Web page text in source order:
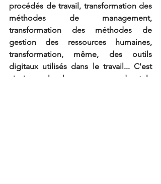
procédés de travail, transformation des
méthodes de management,
transformation des méthodes de
gestion des ressources humaines,
transformation, même, des outils
digitaux utilisés dans le travail... C'est
ainsi que les hommes reprendront la